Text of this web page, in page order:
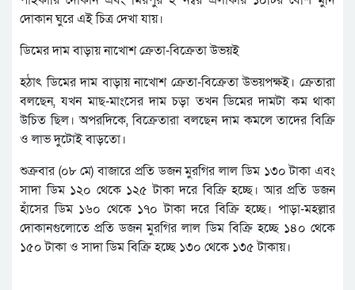
দোকান ঘুরে এই চিত্র দেখা যায়।
ডিমের দাম বাড়ায় নাখোশ ক্রেতা-বিক্রেতা উভয়ই
হঠাৎ ডিমের দাম বাড়ায় নাখোশ ক্রেতা-বিক্রেতা উভয়পক্ষই। ক্রেতারা
বলছেন, যখন মাছ-মাংসের দাম চড়া তখন ডিমের দামটা কম থাকা
উচিত ছিল। অপরদিকে, বিক্রেতারা বলছেন দাম কমলে তাদের বিক্রি
ও লাভ দুটোই বাড়তো।
শুক্রবার (০৮ মে) বাজারে প্রতি ডজন মুরগির লাল ডিম ১৩০ টাকা এবং
সাদা ডিম ১২০ থেকে ১২৫ টাকা দরে বিক্রি হচ্ছে। আর প্রতি ডজন
হাঁসের ডিম ১৬০ থেকে ১৭০ টাকা দরে বিক্রি হচ্ছে। পাড়া-মহল্লার
দোকানগুলোতে প্রতি ডজন মুরগির লাল ডিম বিক্রি হচ্ছে ১৪০ থেকে
১৫০ টাকা ও সাদা ডিম বিক্রি হচ্ছে ১৩০ থেকে ১৩৫ টাকায়।